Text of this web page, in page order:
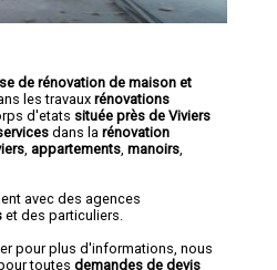
de rénovation de maison et
les travaux rénovations
d'etats située près de Viviers
dans la rénovation
appartements manoirs
avec des agences
et des particuliers.
pour plus d'informations, nous
toutes demandes de devis